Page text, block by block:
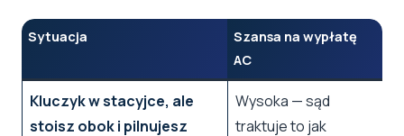
Sytuacja
Szansa na wypłatę
AC
Kluczyk w stacyjce, ale
stoisz obok i pilnujesz
Wysoka — sąd
traktuje to jak